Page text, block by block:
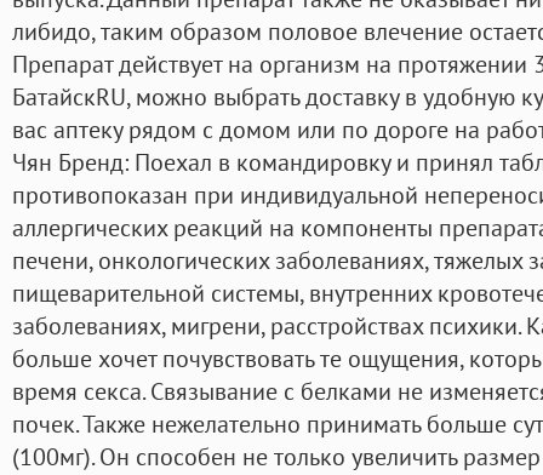
либидо, таким образом половое влечение
Препарат действует на организм на протяжении
БатайскRU, можно выбрать доставку в удобную
вас аптеку рядом с домом или по дороге на
Чян Бренд: Поехал в командировку и принял
противопоказан при индивидуальной
аллергических реакций на компоненты
печени, онкологических заболеваниях, тяжелых
пищеварительной системы, внутренних
заболеваниях, мигрени, расстройствах
больше хочет почувствовать те ощущения,
время секса. Связывание с белками не
почек. Также нежелательно принимать больше
(100мг). Он способен не только увеличить